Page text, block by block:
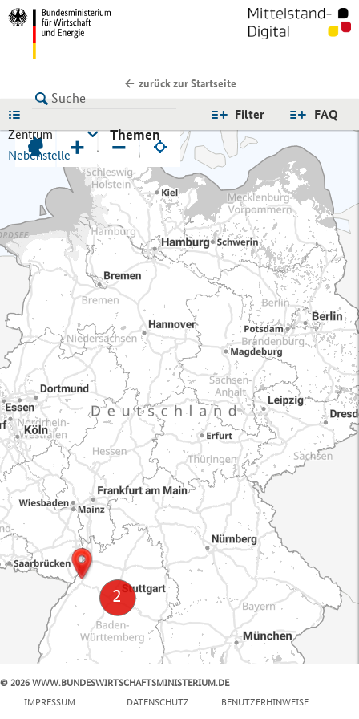
zurück zur Startseite
FAQ
Filter
Zentrum
Nebenstelle
Themen
+ −
© 2026 WWW.BUNDESWIRTSCHAFTSMINISTERIUM.DE
IMPRESSUM
DATENSCHUTZ BENUTZERHINWEISE